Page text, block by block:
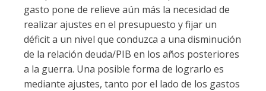
gasto pone de relieve aún más la necesidad de
realizar ajustes en el presupuesto y fijar un
déficit a un nivel que conduzca a una disminución
de la relación deuda/PIB en los años posteriores
a la guerra. Una posible forma de lograrlo es
mediante ajustes, tanto por el lado de los gastos